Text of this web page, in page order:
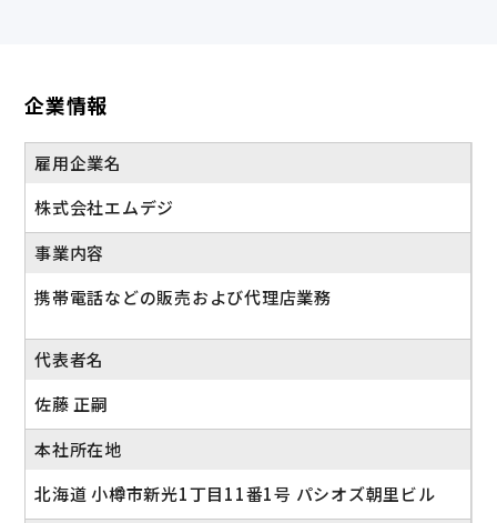
企業情報
雇用企業名
株式会社エムデジ
事業内容
携帯電話などの販売および代理店業務
代表者名
佐藤 正嗣
本社所在地
北海道 小樽市新光1丁目11番1号 パシオズ朝里ビル